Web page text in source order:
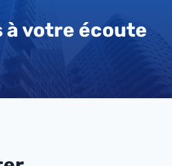
à votre écoute